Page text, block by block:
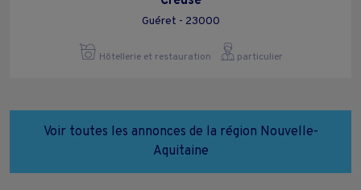
Guéret - 23000
Hôtellerie et restauration particulier
Voir toutes les annonces de la région Nouvelle-
Aquitaine